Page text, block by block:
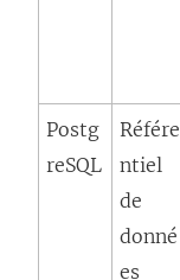
Postg
reSQL
Référe
ntiel
de
donné
es